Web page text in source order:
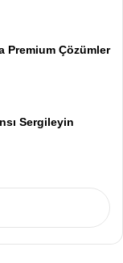
Premium Çözümler
Sergileyin